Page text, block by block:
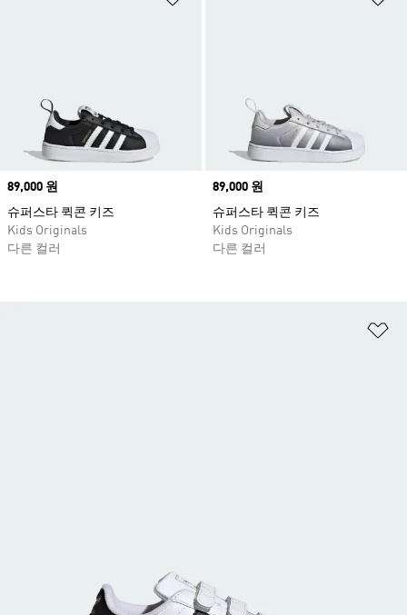
Price
89,000 원
슈퍼스타 퀵콘 키즈
Kids Originals
다른 컬러
Price
89,000 원
슈퍼스타 퀵콘 키즈
Kids Originals
다른 컬러